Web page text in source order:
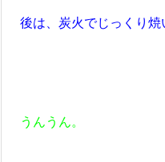
後は、炭火でじっくり焼
うんうん。